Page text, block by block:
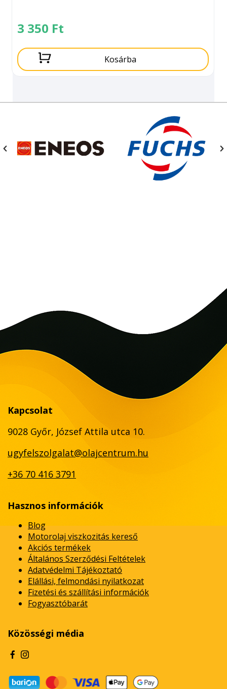
3 350 Ft
Kosárba
Kapcsolat
9028 Győr, József Attila utca 10.
ugyfelszolgalat@olajcentrum.hu
+36 70 416 3791
Hasznos információk
Blog
Motorolaj viszkozitás kereső
Akciós termékek
Általános Szerződési Feltételek
Adatvédelmi Tájékoztató
Elállási, felmondási nyilatkozat
Fizetési és szállítási információk
Fogyasztóbarát
Közösségi média